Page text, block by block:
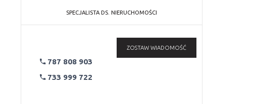
SPECJALISTA DS. NIERUCHOMOŚCI
787 808 903
733 999 722
ZOSTAW WIADOMOŚĆ